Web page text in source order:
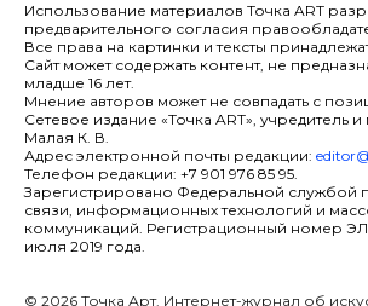
Использование материалов Точка ART
предварительного согласия
Все права на картинки и тексты
Сайт может содержать контент, не
младше 16 лет.
Мнение авторов может не совпадать с
Сетевое издание «Точка ART», учредитель
Малая К. В.
Адрес электронной почты редакции:
Телефон редакции: +7 901 976 85 95.
Зарегистрировано Федеральной службой
связи, информационных технологий и
коммуникаций. Регистрационный номер ЭЛ
июля 2019 года.
© 2026 Точка Арт. Интернет-журнал об